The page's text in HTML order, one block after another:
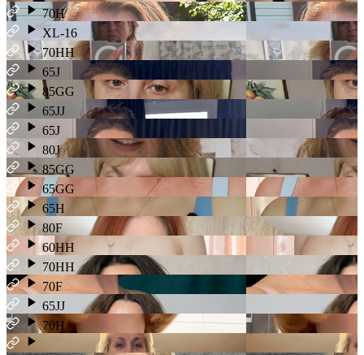
70H
XL-16
70HH
65J
85GG
65JJ
65J
80J
85GG
65GG
65H
80F
60HH
70HH
70F
65JJ
70H